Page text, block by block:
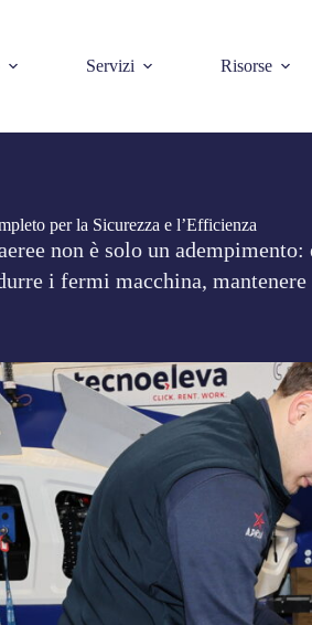
Servizi Risorse
per la Sicurezza e l’Efficienza
non è solo un
i fermi macchina,